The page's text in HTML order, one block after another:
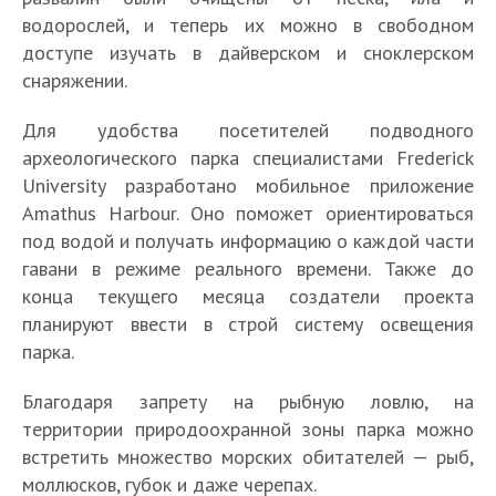
водорослей, и теперь их можно в свободном
доступе изучать в дайверском и сноклерском
снаряжении.
Для удобства посетителей подводного
археологического парка специалистами Frederick
University разработано мобильное приложение
Аmathus Нarbour. Оно поможет ориентироваться
под водой и получать информацию о каждой части
гавани в режиме реального времени. Также до
конца текущего месяца создатели проекта
планируют ввести в строй систему освещения
парка.
Благодаря запрету на рыбную ловлю, на
территории природоохранной зоны парка можно
встретить множество морских обитателей — рыб,
моллюсков, губок и даже черепах.